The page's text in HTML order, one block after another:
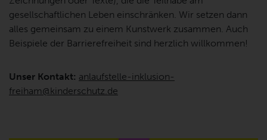
gesellschaftlichen Leben einschränken. Wir setzen dann
alles gemeinsam zu einem Kunstwerk zusammen. Auch
Beispiele der Barrierefreiheit sind herzlich willkommen!
Unser Kontakt: anlaufstelle-inklusion-
freiham@kinderschutz.de